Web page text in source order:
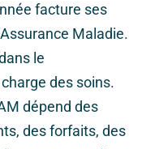
facture ses
Maladie.
le
des soins.
dépend des
des forfaits, des